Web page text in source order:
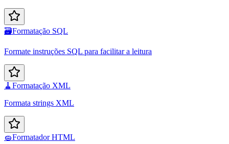
🗃️Formatação SQL
Formate instruções SQL para facilitar a leitura
🧹 Formatação XML
Formata strings XML
🧽Formatador HTML